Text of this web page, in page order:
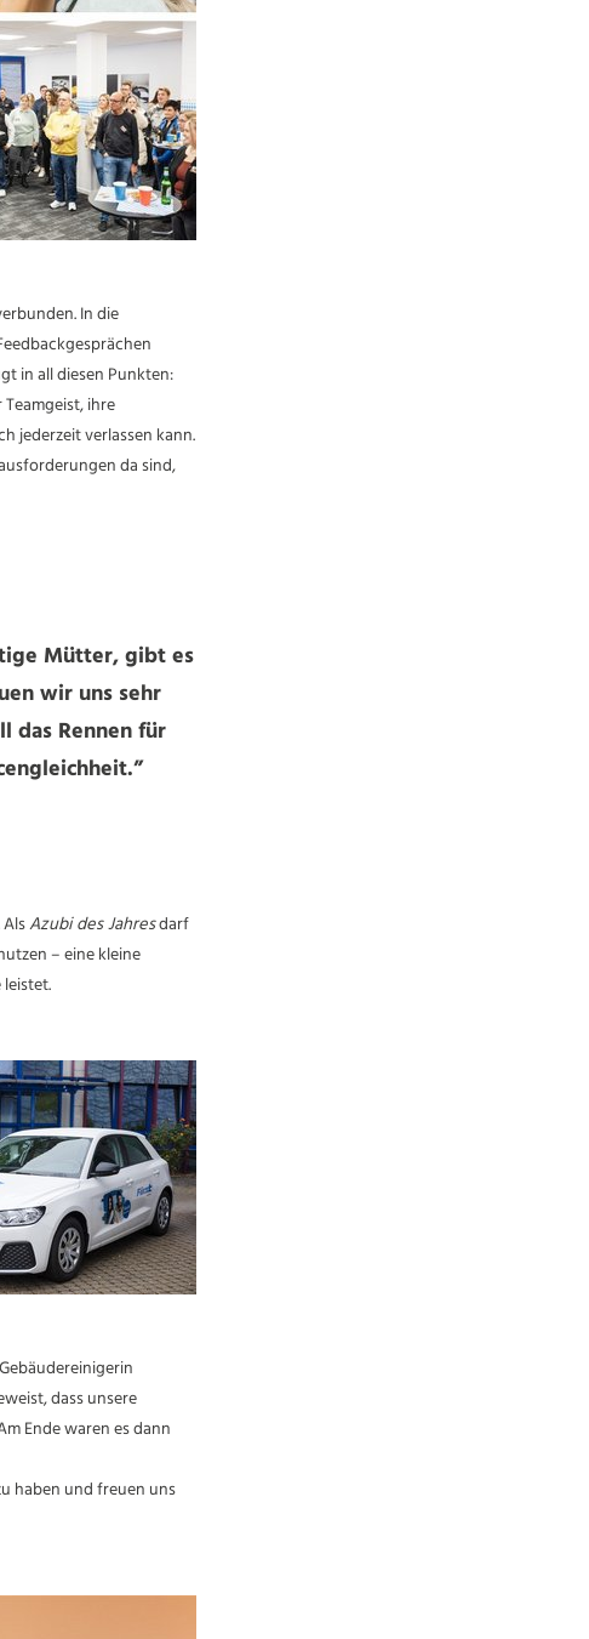
In die
in all diesen Punkten:
ihre
jederzeit verlassen kann.
da sind,
Mütter, gibt es
wir uns sehr
das Rennen für
Azubi des Jahresdarf
– eine kleine
dass unsere
Ende waren es dann
haben und freuen uns